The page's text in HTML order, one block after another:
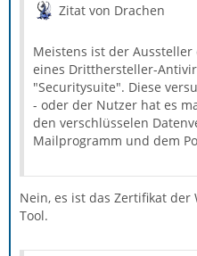
Zitat von Drachen
Meistens ist der
eines Dritthersteller-
"Securitysuite". Diese
- oder der Nutzer hat es
den verschlüsselen
Mailprogramm und dem
Nein, es ist das Zertifikat der
Tool.